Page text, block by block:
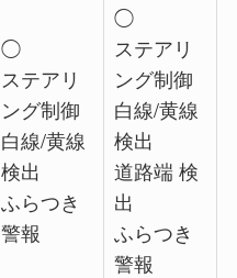
◯
ステアリ
ング制御
白線/黄線
検出
ふらつき
警報
◯
ステアリ
ング制御
白線/黄線
検出
道路端 検
出
ふらつき
警報